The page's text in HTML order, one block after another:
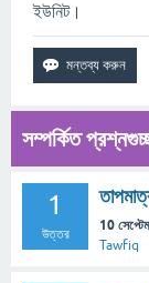
ইউনিট।
সম্পর্কিত
1
উত্তর
10
Tawfiq